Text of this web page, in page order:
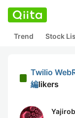
Trend Stock
Twilio
編likers